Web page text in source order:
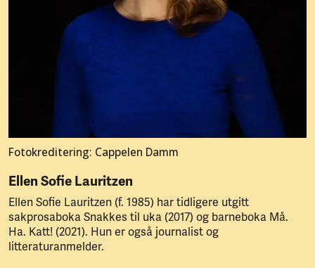
Fotokreditering: Cappelen Damm
Ellen Sofie Lauritzen
Ellen Sofie Lauritzen (f. 1985) har tidligere utgitt
sakprosaboka Snakkes til uka (2017) og barneboka Må.
Ha. Katt! (2021). Hun er også journalist og
litteraturanmelder.